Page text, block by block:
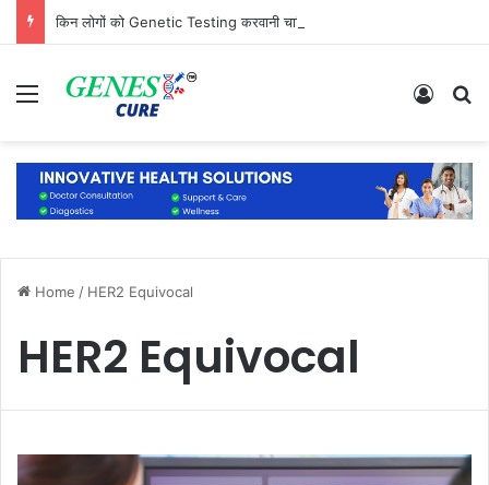
Menu Log In
Home / HER2 Equivocal
HER2 Equivocal